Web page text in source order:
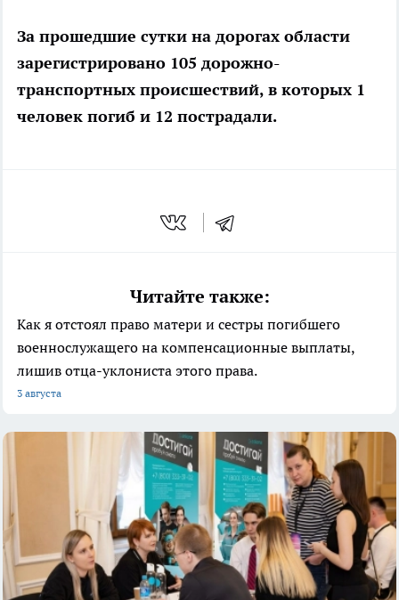
За прошедшие сутки на дорогах области
зарегистрировано 105 дорожно-
транспортных происшествий, в которых 1
человек погиб и 12 пострадали.
Читайте также:
Как я отстоял право матери и сестры погибшего
военнослужащего на компенсационные выплаты,
лишив отца-уклониста этого права.
3 августа